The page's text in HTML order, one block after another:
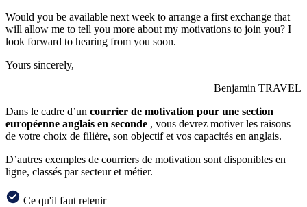
Would you be available next week to arrange a first exchange that
will allow me to tell you more about my motivations to join you? I
look forward to hearing from you soon.
Yours sincerely,
Benjamin TRAVEL
Dans le cadre d’un courrier de motivation pour une section
européenne anglais en seconde , vous devrez motiver les raisons
de votre choix de filière, son objectif et vos capacités en anglais.
D’autres exemples de courriers de motivation sont disponibles en
ligne, classés par secteur et métier.
Ce qu'il faut retenir